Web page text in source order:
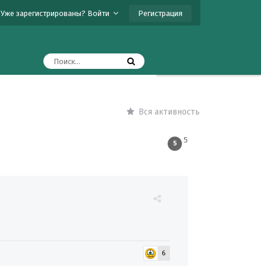
Уже зарегистрированы? Войти Регистрация
Вся активность
5
5
6